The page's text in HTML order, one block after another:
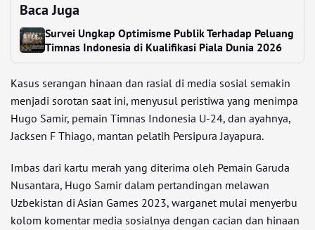
Baca Juga
Survei Ungkap Optimisme Publik Terhadap Peluang
Timnas Indonesia di Kualifikasi Piala Dunia 2026
Kasus serangan hinaan dan rasial di media sosial semakin
menjadi sorotan saat ini, menyusul peristiwa yang menimpa
Hugo Samir, pemain Timnas Indonesia U-24, dan ayahnya,
Jacksen F Thiago, mantan pelatih Persipura Jayapura.
Imbas dari kartu merah yang diterima oleh Pemain Garuda
Nusantara, Hugo Samir dalam pertandingan melawan
Uzbekistan di Asian Games 2023, warganet mulai menyerbu
kolom komentar media sosialnya dengan cacian dan hinaan